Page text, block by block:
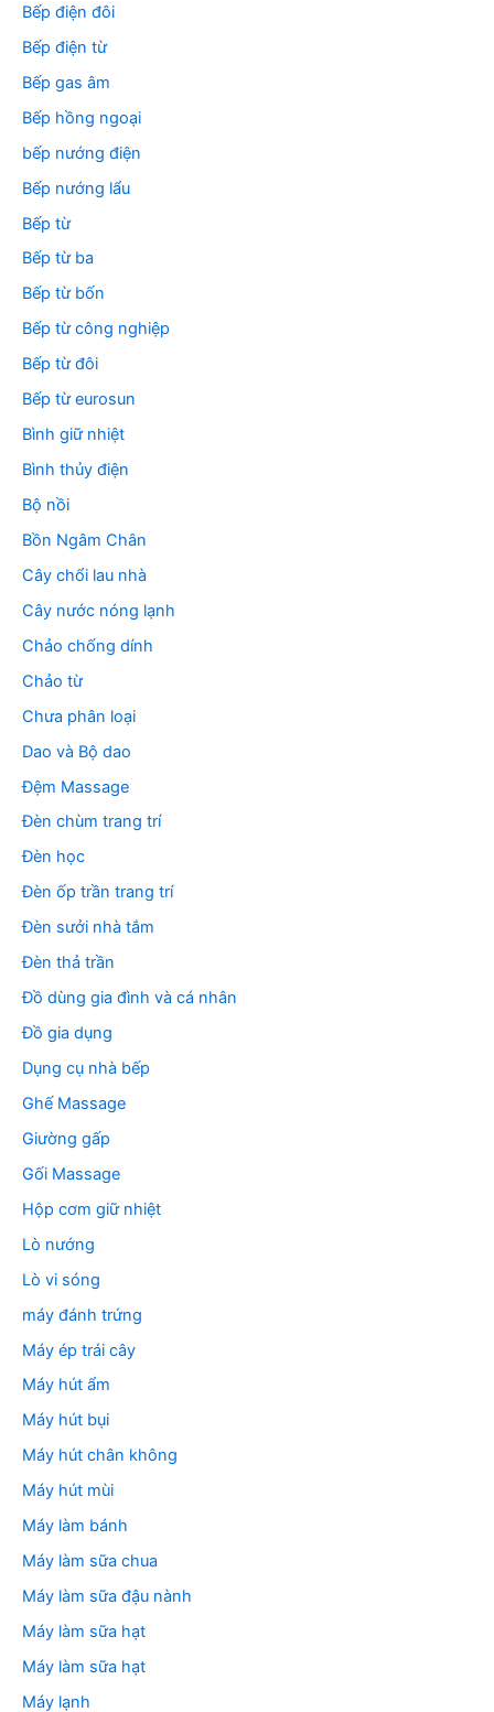
Bếp điện đôi
Bếp điện từ
Bếp gas âm
Bếp hồng ngoại
bếp nướng điện
Bếp nướng lẩu
Bếp từ
Bếp từ ba
Bếp từ bốn
Bếp từ công nghiệp
Bếp từ đôi
Bếp từ eurosun
Bình giữ nhiệt
Bình thủy điện
Bộ nồi
Bồn Ngâm Chân
Cây chổi lau nhà
Cây nước nóng lạnh
Chảo chống dính
Chảo từ
Chưa phân loại
Dao và Bộ dao
Đệm Massage
Đèn chùm trang trí
Đèn học
Đèn ốp trần trang trí
Đèn sưởi nhà tắm
Đèn thả trần
Đồ dùng gia đình và cá nhân
Đồ gia dụng
Dụng cụ nhà bếp
Ghế Massage
Giường gấp
Gối Massage
Hộp cơm giữ nhiệt
Lò nướng
Lò vi sóng
máy đánh trứng
Máy ép trái cây
Máy hút ẩm
Máy hút bụi
Máy hút chân không
Máy hút mùi
Máy làm bánh
Máy làm sữa chua
Máy làm sữa đậu nành
Máy làm sữa hạt
Máy làm sữa hạt
Máy lạnh